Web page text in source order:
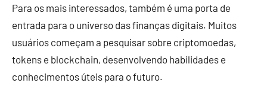
Para os mais interessados, também é uma porta de
entrada para o universo das finanças digitais. Muitos
usuários começam a pesquisar sobre criptomoedas,
tokens e blockchain, desenvolvendo habilidades e
conhecimentos úteis para o futuro.